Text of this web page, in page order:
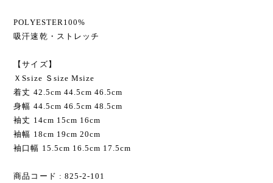
POLYESTER100%
吸汗速乾・ストレッチ
【サイズ】
ＸSsize Ｓsize Мsize
着丈 42.5cm 44.5cm 46.5cm
身幅 44.5cm 46.5cm 48.5cm
袖丈 14cm 15cm 16cm
袖幅 18cm 19cm 20cm
袖口幅 15.5cm 16.5cm 17.5cm
商品コード : 825-2-101